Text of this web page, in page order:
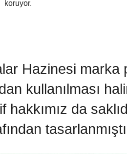
koruyor.
Hazinesi marka
kullanılması
hakkımız da